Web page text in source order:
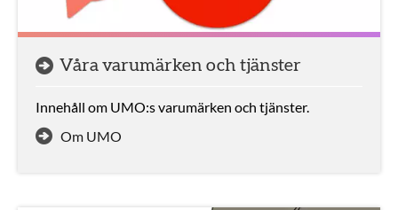
Våra varumärken och tjänster
Innehåll om UMO:s varumärken och tjänster.
Om UMO